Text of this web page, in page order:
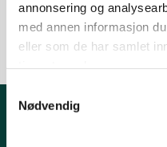
annonsering og
med annen informasjon
eller som de har samlet
Nødvendig
Skaun Naturmangfold